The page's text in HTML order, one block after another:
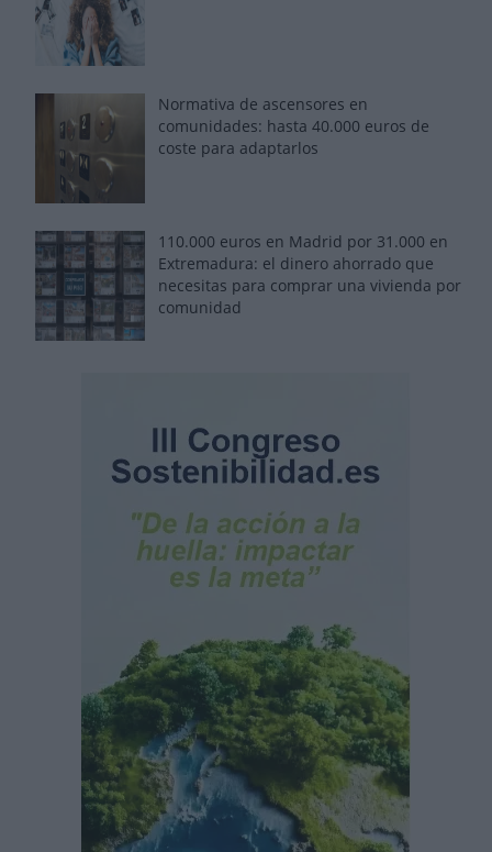
Normativa de ascensores en
comunidades: hasta 40.000 euros de
coste para adaptarlos
110.000 euros en Madrid por 31.000 en
Extremadura: el dinero ahorrado que
necesitas para comprar una vivienda por
comunidad